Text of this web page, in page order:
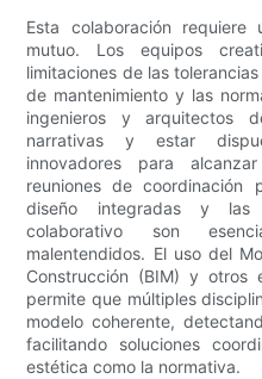
Esta colaboración
mutuo. Los equipos
limitaciones de las
de mantenimiento y las
ingenieros y arquitectos
narrativas y estar
innovadores para
reuniones de coordinación
diseño integradas y las
colaborativo son
malentendidos. El uso del
Construcción (BIM) y otros
permite que múltiples
modelo coherente,
facilitando soluciones
estética como la normativa.